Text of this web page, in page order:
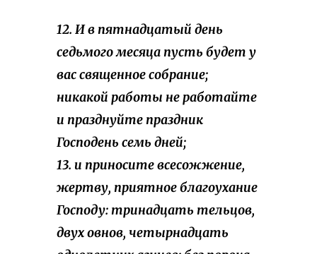
12. И в пятнадцатый день
седьмого месяца пусть будет у
вас священное собрание;
никакой работы не работайте
и празднуйте праздник
Господень семь дней;
13. и приносите всесожжение,
жертву, приятное благоухание
Господу: тринадцать тельцов,
двух овнов, четырнадцать